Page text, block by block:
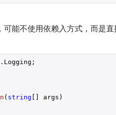
能不使用依赖入方式，而是
( string [] args )